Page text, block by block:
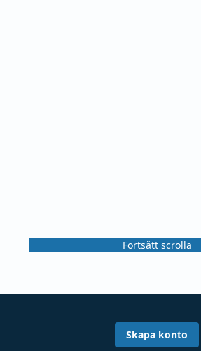
Fortsätt scrolla
Skapa konto